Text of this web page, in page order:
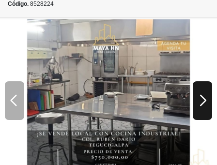
Código. 8528224